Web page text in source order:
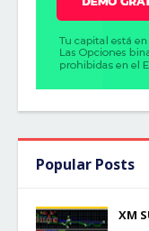
Popular Posts
XM